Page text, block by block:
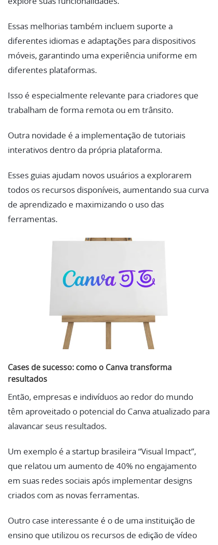
Essas melhorias também incluem suporte a
diferentes idiomas e adaptações para dispositivos
móveis, garantindo uma experiência uniforme em
diferentes plataformas.
Isso é especialmente relevante para criadores que
trabalham de forma remota ou em trânsito.
Outra novidade é a implementação de tutoriais
interativos dentro da própria plataforma.
Esses guias ajudam novos usuários a explorarem
todos os recursos disponíveis, aumentando sua curva
de aprendizado e maximizando o uso das
ferramentas.
Cases de sucesso: como o Canva transforma
resultados
Então, empresas e indivíduos ao redor do mundo
têm aproveitado o potencial do Canva atualizado para
alavancar seus resultados.
Um exemplo é a startup brasileira “Visual Impact”,
que relatou um aumento de 40% no engajamento
em suas redes sociais após implementar designs
criados com as novas ferramentas.
Outro case interessante é o de uma instituição de
ensino que utilizou os recursos de edição de vídeo